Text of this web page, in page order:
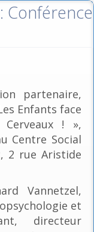
Conférence
partenaire,
Enfants face
! »,
Centre Social
2 rue Aristide
Vannetzel,
et
directeur